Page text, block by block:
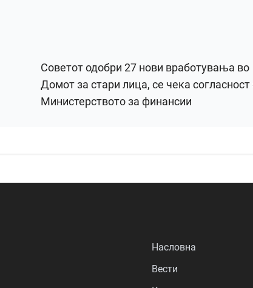
Советот одобри 27 нови вработувања во
Домот за стари лица, се чека согласност
Министерството за финансии
Насловна
Вести